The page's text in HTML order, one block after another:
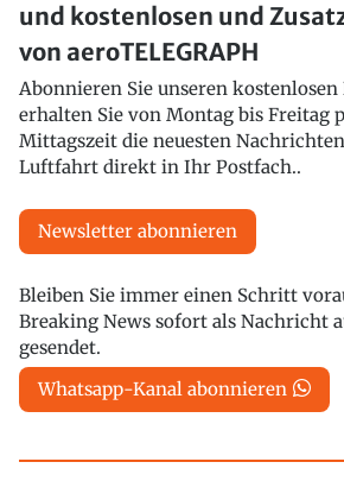
und kostenlosen und
von aeroTELEGRAPH
Abonnieren Sie unseren
erhalten Sie von Montag bis Freitag
Mittagszeit die neuesten
Luftfahrt direkt in Ihr Postfach..
Newsletter abonnieren
Bleiben Sie immer einen Schritt
Breaking News sofort als Nachricht
gesendet.
Whatsapp-Kanal abonnieren